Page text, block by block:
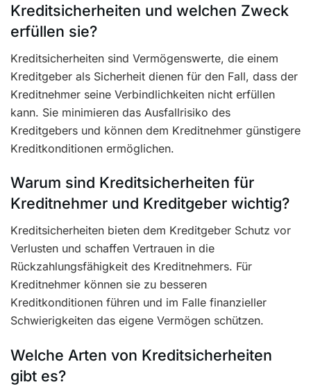
Kreditsicherheiten und welchen Zweck
erfüllen sie?
Kreditsicherheiten sind Vermögenswerte, die einem
Kreditgeber als Sicherheit dienen für den Fall, dass der
Kreditnehmer seine Verbindlichkeiten nicht erfüllen
kann. Sie minimieren das Ausfallrisiko des
Kreditgebers und können dem Kreditnehmer günstigere
Kreditkonditionen ermöglichen.
Warum sind Kreditsicherheiten für
Kreditnehmer und Kreditgeber wichtig?
Kreditsicherheiten bieten dem Kreditgeber Schutz vor
Verlusten und schaffen Vertrauen in die
Rückzahlungsfähigkeit des Kreditnehmers. Für
Kreditnehmer können sie zu besseren
Kreditkonditionen führen und im Falle finanzieller
Schwierigkeiten das eigene Vermögen schützen.
Welche Arten von Kreditsicherheiten
gibt es?